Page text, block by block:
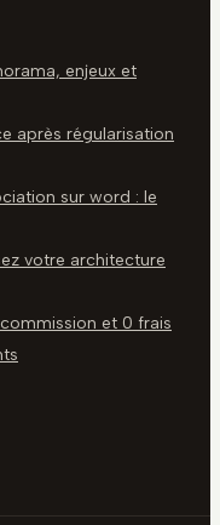
enjeux et
après régularisation
sur word : le
votre architecture
et 0 frais